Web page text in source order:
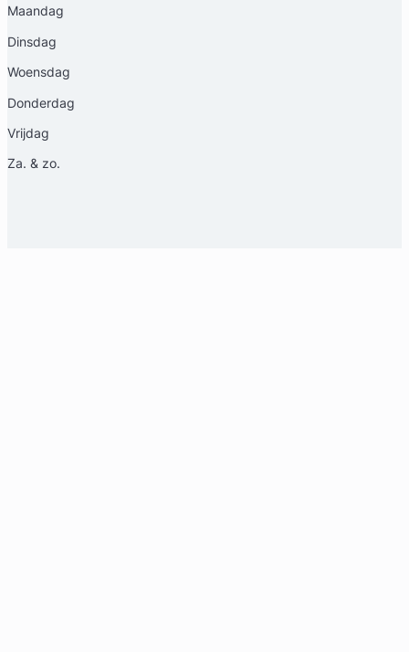
Maandag
Dinsdag
Woensdag
Donderdag
Vrijdag
Za. & zo.